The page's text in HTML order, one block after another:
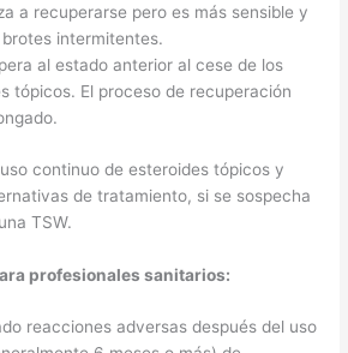
a recuperarse pero es más sensible y
intermitentes.
al estado anterior al cese de los
tópicos. El proceso de recuperación
continuo de esteroides tópicos y
de tratamiento, si se sospecha
TSW.
profesionales sanitarios:
reacciones adversas después del uso